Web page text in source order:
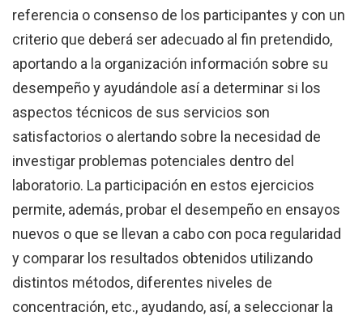
referencia o consenso de los participantes y con un
criterio que deberá ser adecuado al fin pretendido,
aportando a la organización información sobre su
desempeño y ayudándole así a determinar si los
aspectos técnicos de sus servicios son
satisfactorios o alertando sobre la necesidad de
investigar problemas potenciales dentro del
laboratorio. La participación en estos ejercicios
permite, además, probar el desempeño en ensayos
nuevos o que se llevan a cabo con poca regularidad
y comparar los resultados obtenidos utilizando
distintos métodos, diferentes niveles de
concentración, etc., ayudando, así, a seleccionar la